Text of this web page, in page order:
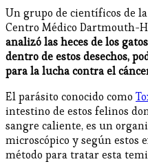
Un grupo de científicos de
Centro Médico Dartmouth-
analizó las heces de los
dentro de estos desechos,
para la lucha contra el
El parásito conocido como
intestino de estos felinos
sangre caliente, es un
microscópico y según estos
método para tratar esta